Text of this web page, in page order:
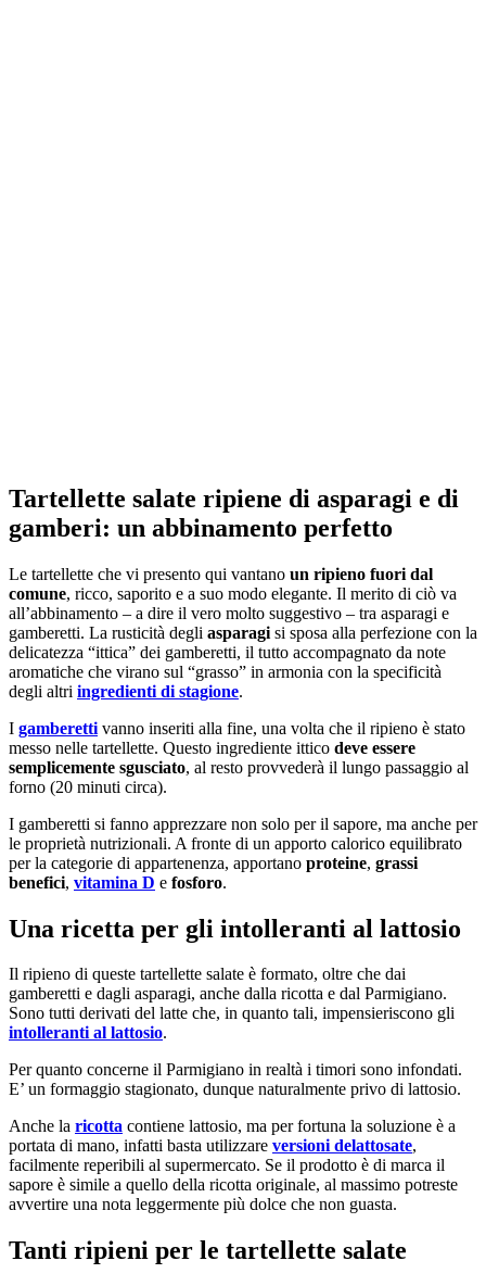
Tartellette salate ripiene di asparagi e di
gamberi: un abbinamento perfetto
Le tartellette che vi presento qui vantano un ripieno fuori dal
comune, ricco, saporito e a suo modo elegante. Il merito di ciò va
all’abbinamento – a dire il vero molto suggestivo – tra asparagi e
gamberetti. La rusticità degli asparagi si sposa alla perfezione con la
delicatezza “ittica” dei gamberetti, il tutto accompagnato da note
aromatiche che virano sul “grasso” in armonia con la specificità
degli altri ingredienti di stagione.
I gamberetti vanno inseriti alla fine, una volta che il ripieno è stato
messo nelle tartellette. Questo ingrediente ittico deve essere
semplicemente sgusciato, al resto provvederà il lungo passaggio al
forno (20 minuti circa).
I gamberetti si fanno apprezzare non solo per il sapore, ma anche per
le proprietà nutrizionali. A fronte di un apporto calorico equilibrato
per la categorie di appartenenza, apportano proteine, grassi
benefici, vitamina D e fosforo.
Una ricetta per gli intolleranti al lattosio
Il ripieno di queste tartellette salate è formato, oltre che dai
gamberetti e dagli asparagi, anche dalla ricotta e dal Parmigiano.
Sono tutti derivati del latte che, in quanto tali, impensieriscono gli
intolleranti al lattosio.
Per quanto concerne il Parmigiano in realtà i timori sono infondati.
E’ un formaggio stagionato, dunque naturalmente privo di lattosio.
Anche la ricotta contiene lattosio, ma per fortuna la soluzione è a
portata di mano, infatti basta utilizzare versioni delattosate,
facilmente reperibili al supermercato. Se il prodotto è di marca il
sapore è simile a quello della ricotta originale, al massimo potreste
avvertire una nota leggermente più dolce che non guasta.
Tanti ripieni per le tartellette salate